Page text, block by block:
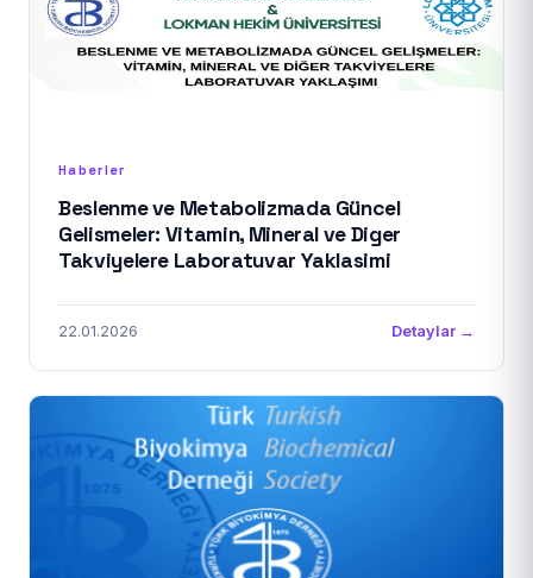
Haberler
Beslenme ve Metabolizmada Güncel
Gelismeler: Vitamin, Mineral ve Diger
Takviyelere Laboratuvar Yaklasimi
22.01.2026 Detaylar →